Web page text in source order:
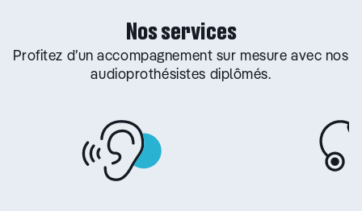
Nos services
Profitez d’un accompagnement sur mesure avec nos
audioprothésistes diplômés.